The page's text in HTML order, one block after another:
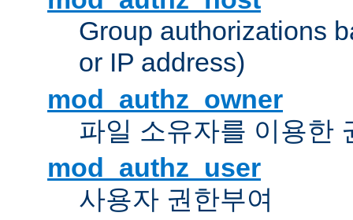
Group authorizations
or IP address)
mod_authz_owner
파일 소유자를 이용한
mod_authz_user
사용자 권한부여